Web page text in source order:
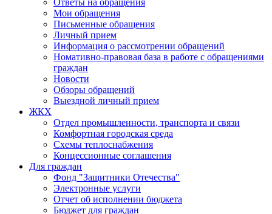
Ответы на обращения
Мои обращения
Письменные обращения
Личный прием
Информация о рассмотрении обращений
Номативно-правовая база в работе с обращениями
граждан
Новости
Обзоры обращений
Выездной личный прием
ЖКХ
Отдел промышленности, транспорта и связи
Комфортная городская среда
Схемы теплоснабжения
Концессионные соглашения
Для граждан
Фонд "Защитники Отечества"
Электронные услуги
Отчет об исполнении бюджета
Бюджет для граждан